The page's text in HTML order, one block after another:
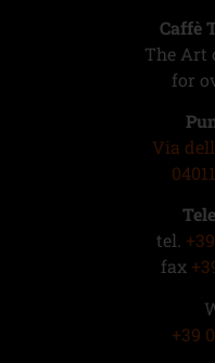
Caffè
The Art
for
Via
tel.
fax
+39